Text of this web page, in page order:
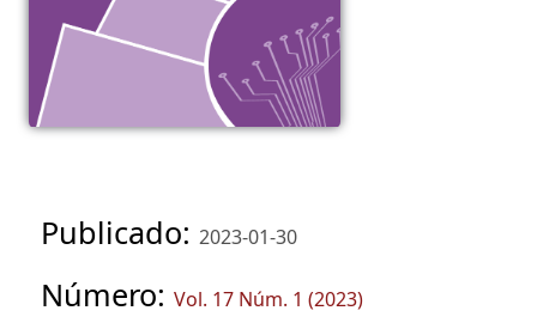
Publicado: 2023-01-30
Número: Vol. 17 Núm. 1 (2023)